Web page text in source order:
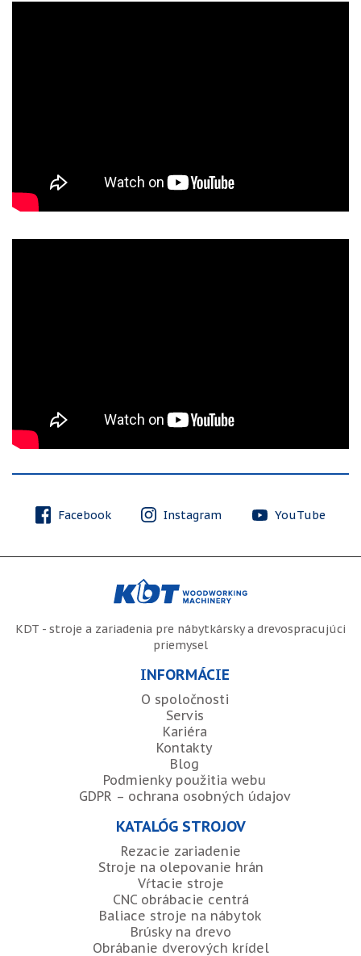
Facebook Instagram YouTube
KDT - stroje a zariadenia pre nábytkársky a drevospracujúci
priemysel
INFORMÁCIE
O spoločnosti
Servis
Kariéra
Kontakty
Blog
Podmienky použitia webu
GDPR – ochrana osobných údajov
KATALÓG STROJOV
Rezacie zariadenie
Stroje na olepovanie hrán
Vŕtacie stroje
CNC obrábacie centrá
Baliace stroje na nábytok
Brúsky na drevo
Obrábanie dverových krídel